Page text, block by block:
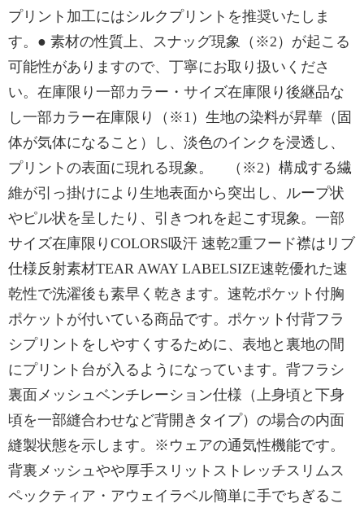
プリント加工にはシルクプリントを推奨いたしま
す。● 素材の性質上、スナッグ現象（※2）が起こる
可能性がありますので、丁寧にお取り扱いくださ
い。在庫限り一部カラー・サイズ在庫限り後継品な
し一部カラー在庫限り（※1）生地の染料が昇華（固
体が気体になること）し、淡色のインクを浸透し、
プリントの表面に現れる現象。 （※2）構成する繊
維が引っ掛けにより生地表面から突出し、ループ状
やピル状を呈したり、引きつれを起こす現象。一部
サイズ在庫限りCOLORS吸汗 速乾2重フード襟はリブ
仕様反射素材TEAR AWAY LABELSIZE速乾優れた速
乾性で洗濯後も素早く乾きます。速乾ポケット付胸
ポケットが付いている商品です。ポケット付背フラ
シプリントをしやすくするために、表地と裏地の間
にプリント台が入るようになっています。背フラシ
裏面メッシュベンチレーション仕様（上身頃と下身
頃を一部縫合わせなど背開きタイプ）の場合の内面
縫製状態を示します。※ウェアの通気性機能です。
背裏メッシュやや厚手スリットストレッチスリムス
ペックティア・アウェイラベル簡単に手でちぎるこ